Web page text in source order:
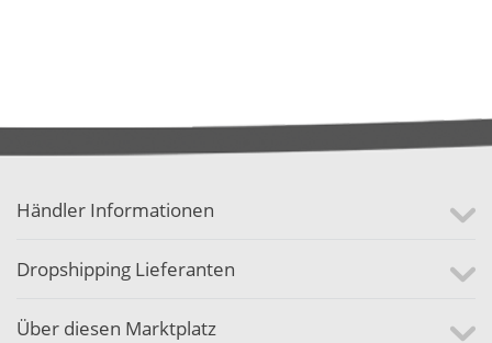
Händler Informationen
Dropshipping Lieferanten
Über diesen Marktplatz